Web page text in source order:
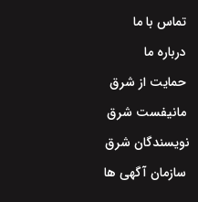
تماس با ما
درباره ما
حمایت از شرق
مانیفست شرق
نویسندگان شرق
سازمان آگهی ها